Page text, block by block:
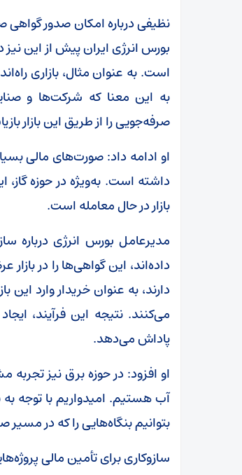
نظیفی درباره امکان صدور
بورس انرژی ایران پیش از این نیز
است. به عنوان مثال، بازاری
به این معنا که شرکت‌ها و
صرفه‌جویی را از طریق این بازار
او ادامه داد: صورت‌های مالی
داشته است. به‌ویژه در حوزه
بازار در حال معامله است.
مدیرعامل بورس انرژی درباره
داده‌اند، این گواهی‌ها را در
دارند، به عنوان خریدار وارد
می‌کنند. نتیجه این فرآیند،
پاداش می‌دهد.
او افزود: در حوزه برق نیز
آب هستیم. امیدواریم با توجه
بتوانیم بنگاه‌هایی را که در
سازوکاری برای تأمین مالی